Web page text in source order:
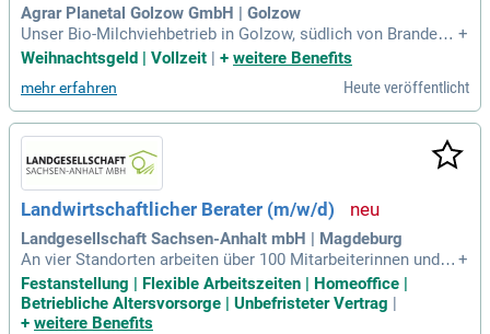
Agrar Planetal Golzow GmbH | Golzow
Unser Bio-Milchviehbetrieb in Golzow, südlich von Brandenb
urg, sucht engagierte Traktoristen (m/w/d) für die Pflanzenp
bearbeitung, Güllefahren und Mähdrusch. Wir bieten ein attr
aktives Gehalt über dem Branchendurchschnitt, inklusive W
eihnachtsgeld und Zulagen. Ideal ist eine Agrarausbildung o
der landwirtschaftlicher Bezug, sowie Teamfähigkeit und Ein
satzfreude. Unser Betrieb fördert die Mitarbeiterentwicklung
und bietet moderne Landtechnik sowie eine wertschätzende
Arbeitsatmosphäre. Bewerben Sie sich jetzt über unser Onli
ne-Formular und werden Sie Teil unseres motivierten Team
s!
+
Weihnachtsgeld | Vollzeit
+ weitere Benefits
mehr erfahren Heute veröffentlicht
Landwirtschaftlicher Berater (m/w/d)
Landgesellschaft Sachsen-Anhalt mbH | Magdeburg
An vier Standorten arbeiten über 100 Mitarbeiterinnen und M
itarbeiter. Zum nächstmöglichen Zeitpunkt möchten wir in d
en Außenstellen Gardelegen, Halle, Wittenberg und Magdeb
urg die Stelle eines. Landwirtschaftlichen Beraters (m/w/d):
+
Festanstellung | Flexible Arbeitszeiten | Homeoffice |
Betriebliche Altersvorsorge | Unbefristeter Vertrag |
+ weitere Benefits